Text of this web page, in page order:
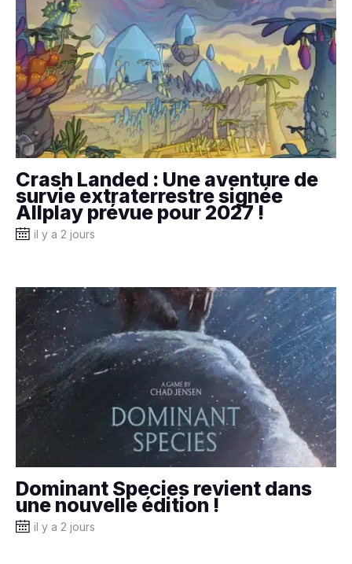
Crash Landed : Une aventure de
survie extraterrestre signée
Allplay prévue pour 2027 !
il y a 2 jours
Dominant Species revient dans
une nouvelle édition !
il y a 2 jours